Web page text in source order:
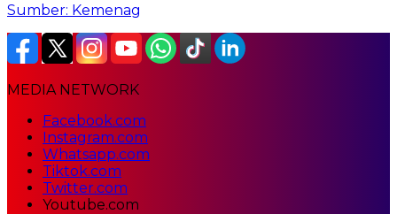
Sumber: Kemenag
MEDIA NETWORK
Facebook.com
Instagram.com
Whatsapp.com
Tiktok.com
Twitter.com
Youtube.com